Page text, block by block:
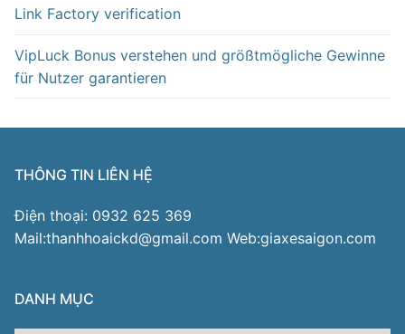
Link Factory verification
VipLuck Bonus verstehen und größtmögliche Gewinne
für Nutzer garantieren
THÔNG TIN LIÊN HỆ
Điện thoại: 0932 625 369
Mail:thanhhoaickd@gmail.com Web:giaxesaigon.com
DANH MỤC